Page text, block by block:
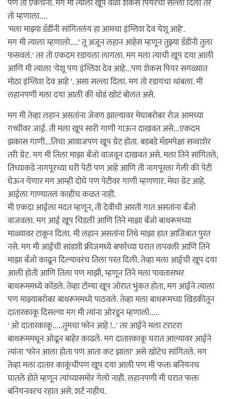
पण तो ऐकेचना. मग मी त्याला खूप वेळा शेकस पियरचा सल्ला दिला तर
तो म्हणाला....
'मला माझ्या डॅडींनी सांगितलंय हा आमचा इंग्लिश देव येशू आहे'.
मग मी त्याला म्हणालो....' तू अजून लहान आहेस म्हणून तुझ्या डॅडींनी तुला
फसवलं.' तर तो एकदम रडायला लागला. मग मला त्याची खूप दया आली
आणि मी त्याला 'येशू पण इंग्लिश देव आहे...पण शेकस पियर सगळ्यात
मोठा इंग्लिश देव आहे '. असा सल्ला दिला. मग तो रडायचा थांबला. मी
लहानपणी मला दया आली की थोडं खोटं बोलत असे.
मग मी तेव्हा लहान असतांना जेवण झाल्यावर मेघाबरोबर रोज आमच्या
गच्चीवर जाई. ती मला खूप सारी गाणी गाऊन दाखवत असे...एकदम
झकास गाणी...तिचा आवाजपण खूप ग्रेट होता. बडबडे मॅडमपेक्षा सव्वाशेर
तरी ग्रेट. मग मी तिला माझा बँजो वाजवून दाखवत असे. मला तिने सांगितले,
तिच्याकडे नागपूरच्या घरी पेटी पण आहे आणि ती नागपूरला गेली की पेटी
घेऊन येणार मग आम्ही दोघे पण पेटीवर गाणी म्हणणार. मेघा ग्रेट आहे.
आईला गाण्यातलं काहीच कळत नाही.
मी एकदा आईला मदत म्हणून, ती देवीची आरती गात असतांना बँजो
वाजवला. मग आई खूप चिडली आणि तिने माझा बँजो बाथरूमच्या
माळ्यावर टाकून दिला. मी लहान असतांना तिथे माझा हात आजिबात पुरत
नसे. मग मी आईची सांडशी फ्रीजमध्ये बर्फाच्या घरात लपवली आणि तिने
माझा बँजो काढून दिल्यावरंच तिला परत दिली. तेव्हा मला आईची खूप दया
आली होती आणि तिला पण माझी, म्हणून तिने मला पावतासभर
बाथरूममध्ये कोंडले. तेव्हा टॉम्या खूप जोरात भुंकत होता, मग आईने त्याला
पण माझ्याबरोबर बाथरूममध्ये पाठवले. तेव्हा मला बाथरूमच्या खिडकीतून
दातारकाकू दिसल्या मग मी त्यांना ओरडून म्हणालो.....
' ओ दातारकाकू.....तुमचा फोन आहे !..' तर आईने मला टराटरा
बाथरूममधून ओढून बाहेर काढले. मग दातारकाकू घरात आल्यावर आईने
त्यांना 'फोन आला होता पण आता कट झाला' असे खोटेच सांगितले. मग
तेव्हा मला दातार काकूंचीपण खूप दया आली पण मी फक्त बनियनच
घातले होते म्हणून त्यांच्यासमोर गेलो नाही. लहानपणी मी घरात फक्त
बनियनवरच रहात असे. शर्ट नाहीच.